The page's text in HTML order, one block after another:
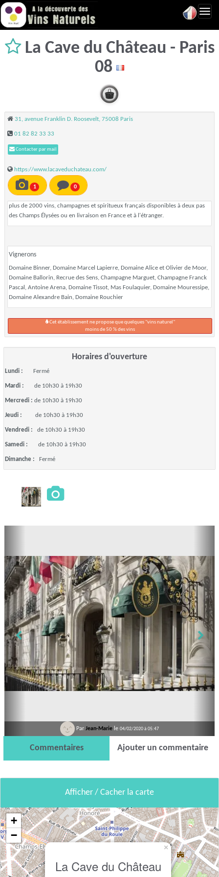
La Cave du Château - Paris
08
31, avenue Franklin D. Roosevelt, 75008 Paris
01 82 82 33 33
Contacter par mail
https://www.lacaveduchateau.com/
1 0
plus de 2000 vins, champagnes et spiritueux français disponibles à deux pas
des Champs Élysées ou en livraison en France et à l'étranger.
Vignerons
Domaine Binner, Domaine Marcel Lapierre, Domaine Alice et Olivier de Moor,
Domaine Ballorin, Recrue des Sens, Champagne Marguet, Champagne Franck
Pascal, Antoine Arena, Domaine Tissot, Mas Foulaquier, Domaine Mouressipe,
Domaine Alexandre Bain, Domaine Rouchier
Cet établissement ne propose que quelques "vins naturel"
moins de 50 % des vins
Horaires d'ouverture
Lundi : Fermé
Mardi : de 10h30 à 19h30
Mercredi : de 10h30 à 19h30
Jeudi : de 10h30 à 19h30
Vendredi : de 10h30 à 19h30
Samedi : de 10h30 à 19h30
Dimanche : Fermé
Par Jean-Marie le 04/02/2020 à 05:47
Commentaires Ajouter un commentaire
Afficher / Cacher la carte
La Cave du Château
×
+
−